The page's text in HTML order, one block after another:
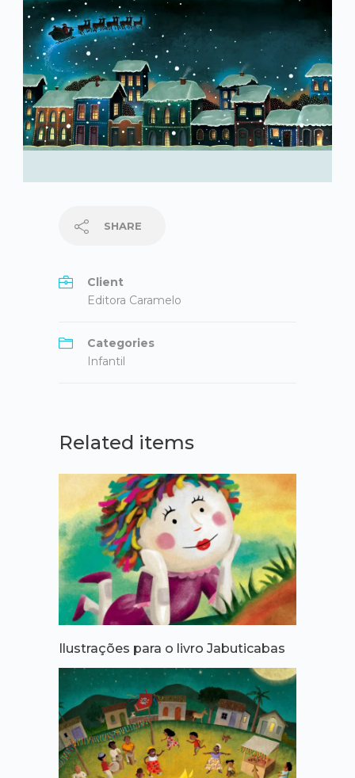
SHARE
Client
Editora Caramelo
Categories
Infantil
Related items
Ilustrações para o livro Jabuticabas